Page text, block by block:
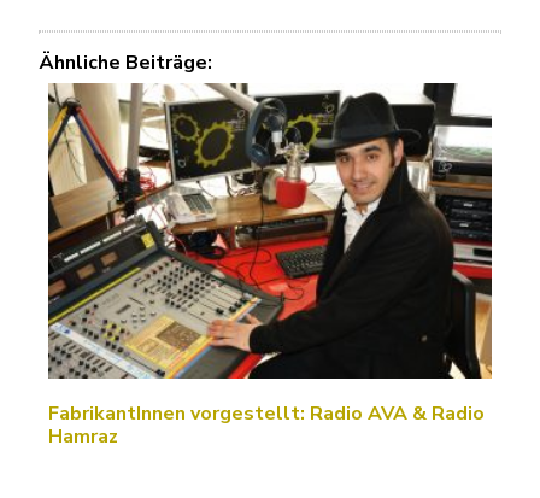
Ähnliche Beiträge:
FabrikantInnen vorgestellt: Radio AVA & Radio
Hamraz